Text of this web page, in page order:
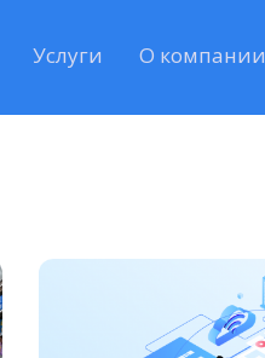
Услуги О компании